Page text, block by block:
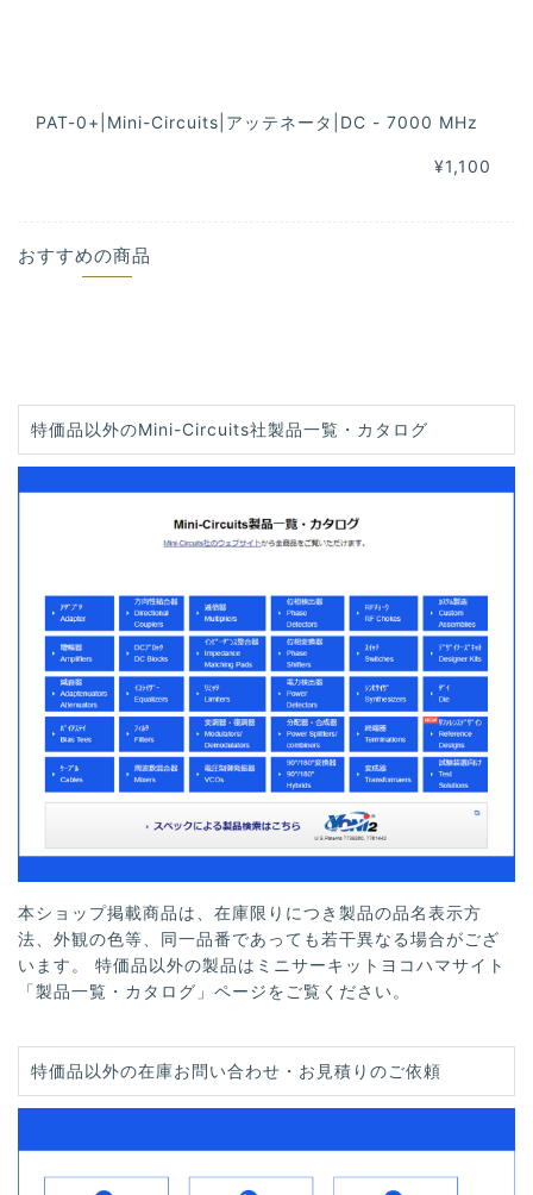
PAT-0+|Mini-Circuits|アッテネータ|DC - 7000 MHz
¥1,100
おすすめの商品
特価品以外のMini-Circuits社製品一覧・カタログ
本ショップ掲載商品は、在庫限りにつき製品の品名表示方
法、外観の色等、同一品番であっても若干異なる場合がござ
います。 特価品以外の製品はミニサーキットヨコハマサイト
「製品一覧・カタログ」ページをご覧ください。
特価品以外の在庫お問い合わせ・お見積りのご依頼